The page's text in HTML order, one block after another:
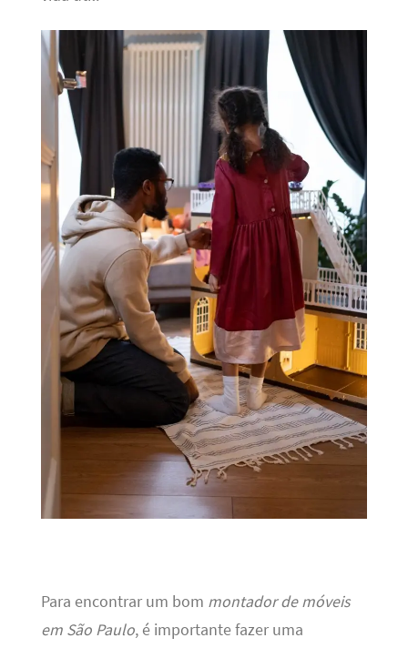
Para encontrar um bom montador de móveis
em São Paulo, é importante fazer uma